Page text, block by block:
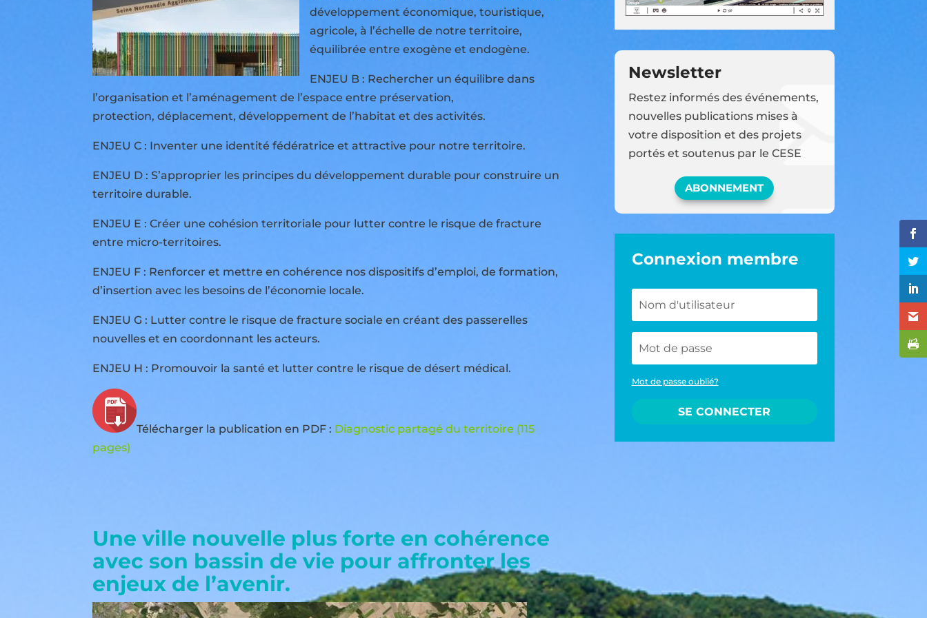
développement économique, touristique,
agricole, à l’échelle de notre territoire,
équilibrée entre exogène et endogène.
ENJEU B : Rechercher un équilibre dans
l’organisation et l’aménagement de l’espace entre préservation,
protection, déplacement, développement de l’habitat et des activités.
ENJEU C : Inventer une identité fédératrice et attractive pour notre territoire.
ENJEU D : S’approprier les principes du développement durable pour construire un
territoire durable.
ENJEU E : Créer une cohésion territoriale pour lutter contre le risque de fracture
entre micro-territoires.
ENJEU F : Renforcer et mettre en cohérence nos dispositifs d’emploi, de formation,
d’insertion avec les besoins de l’économie locale.
ENJEU G : Lutter contre le risque de fracture sociale en créant des passerelles
nouvelles et en coordonnant les acteurs.
ENJEU H : Promouvoir la santé et lutter contre le risque de désert médical.
Télécharger la publication en PDF : Diagnostic partagé du territoire (115
pages)
Une ville nouvelle plus forte en cohérence
avec son bassin de vie pour affronter les
enjeux de l’avenir.
Newsletter
Restez informés des événements,
nouvelles publications mises à
votre disposition et des projets
portés et soutenus par le CESE
ABONNEMENT
Connexion membre
Mot de passe oublié?
SE CONNECTER